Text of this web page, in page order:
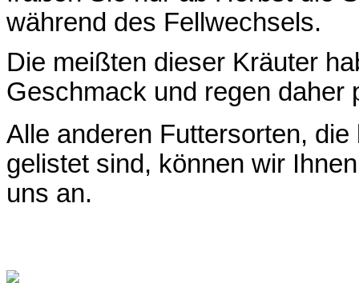
während des Fellwechsels.
Die meißten dieser Kräuter
Geschmack und regen
Alle anderen Futtersorten,
gelistet sind, können wir
uns an.